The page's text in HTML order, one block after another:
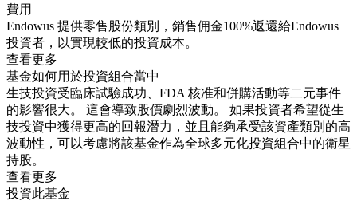
費用
Endowus 提供零售股份類別，銷售佣金100%返還給Endowus
投資者，以實現較低的投資成本。
查看更多
基金如何用於投資組合當中
生技投資受臨床試驗成功、FDA 核准和併購活動等二元事件
的影響很大。 這會導致股價劇烈波動。 如果投資者希望從生
技投資中獲得更高的回報潛力，並且能夠承受該資產類別的高
波動性，可以考慮將該基金作為全球多元化投資組合中的衛星
持股。
查看更多
投資此基金